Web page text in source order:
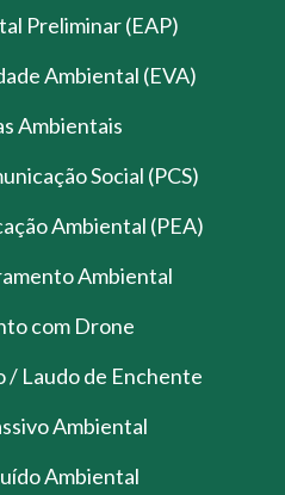
Preliminar (EAP)
Ambiental (EVA)
Ambientais
Social (PCS)
Ambiental (PEA)
Ambiental
com Drone
/ Laudo de Enchente
Ambiental
Ambiental